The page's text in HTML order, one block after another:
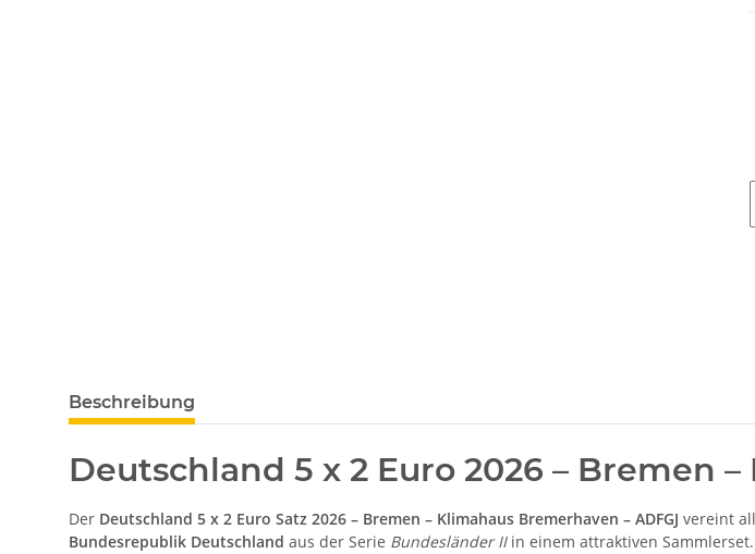
weitere Registerkarten anzeigen
Beschreibung
Deutschland 5 x 2 Euro 2026 – Bremen
Der Deutschland 5 x 2 Euro Satz 2026 – Bremen – Klimahaus Bremerhaven – ADFGJ vereint
Bundesrepublik Deutschland aus der Serie Bundesländer IIin einem attraktiven Sammlerset.